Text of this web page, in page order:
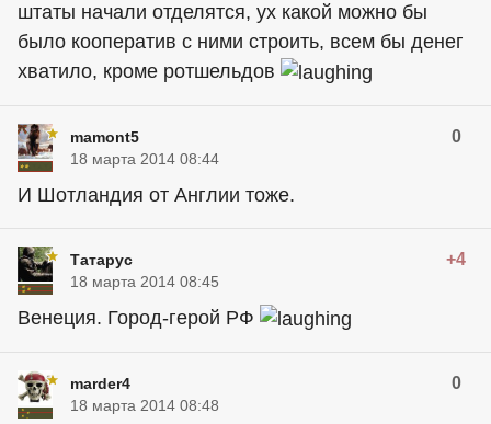
штаты начали отделятся, ух какой можно бы
было кооператив с ними строить, всем бы денег
хватило, кроме ротшельдов
mamont5 0
18 марта 2014 08:44
И Шотландия от Англии тоже.
Татарус +4
18 марта 2014 08:45
Венеция. Город-герой РФ
marder4 0
18 марта 2014 08:48